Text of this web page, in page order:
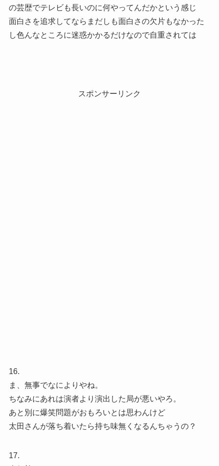
の芸歴でテレビも長いのに何やってんだかという感じ
面白さを追求してならまだしも面白さの欠片もなかった
し色んなところに迷惑かかるだけなので自重されては
スポンサーリンク
16.
ま、無事でなによりやね。
ちなみにあれは演者より演出した局が悪いやろ。
あと別に爆笑問題がおもろいとは思わんけど
太田さんが落ち着いたら持ち味無くなるんちゃうの？
17.